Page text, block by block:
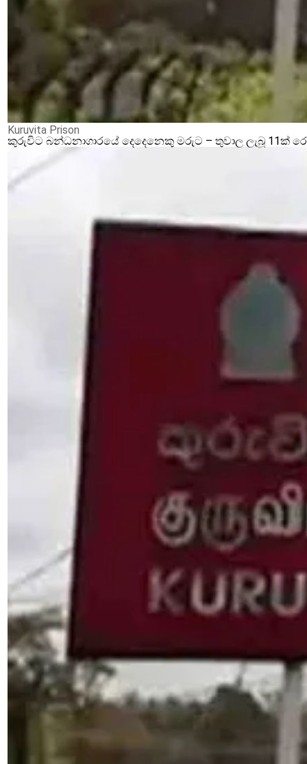
Kuruvita Prison
කුරුවිට බන්ධනාගාරයේ දෙදෙනෙකු මරුට – තුවාල ලැබූ 11ක්